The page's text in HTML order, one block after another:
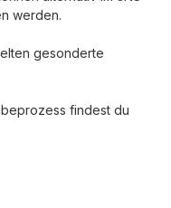
werden.
gesonderte
findest du